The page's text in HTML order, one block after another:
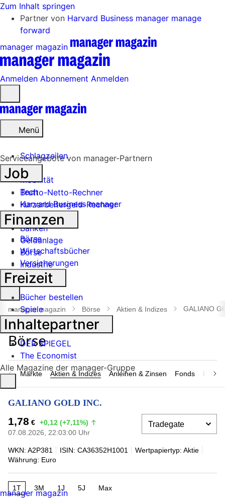
Zum Inhalt springen
Partner von Harvard Business manager manage
forward
manager magazin
Anmelden Abonnement Anmelden
öffnen
Menü
Schlagzeilen
Mobilität
Tech
Harvard Business manager
Handel
Banken
Geldanlage
Börse
Industrie
Suche
öffnen
manager magazin Börse Aktien & Indizes GALIANO
Märkte Aktien & Indizes Anleihen & Zinsen Fonds
GALIANO GOLD INC.
1,78 € +0,12 (+7,11%)
07.08.2026, 22:03:00 Uhr
WKN: A2P381 ISIN: CA36352H1001
Wertpapiertyp: Aktie
Währung: Euro
1T 3M 1J 5J Max
Serviceangebote von manager-Partnern
Job
Brutto-Netto-Rechner
Kurzarbeitergeld-Rechner
Finanzen
Börse
Wirtschaftsbücher
Versicherungen
Freizeit
Bücher bestellen
Spiele
Inhaltepartner
DER SPIEGEL
The Economist
Alle Magazine der manager-Gruppe
manager magazin